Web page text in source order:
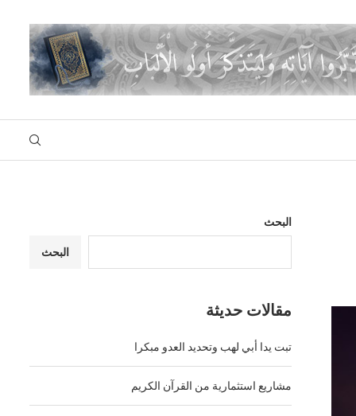
البحث
البحث
مقالات حديثة
تبت يدا أبي لهب وتحديد العدو مبكرا
مشاريع استثمارية من القرآن الكريم